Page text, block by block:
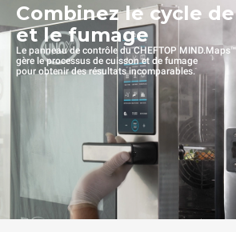
Combinez le cycle
et le fumage
Le panneau de contrôle du CHEFTOP MIND.Maps™
gère le processus de cuisson et de fumage
pour obtenir des résultats incomparables.